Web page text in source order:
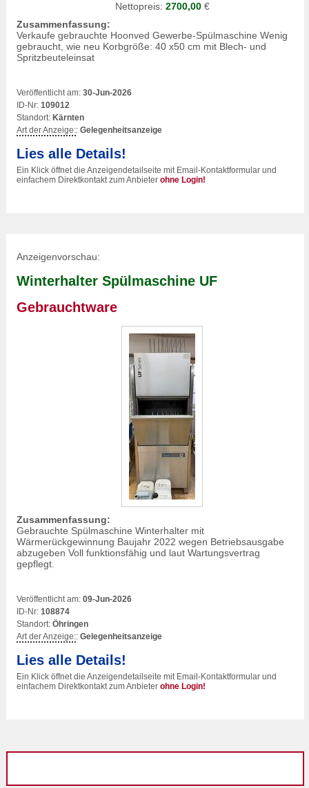
Nettopreis: 2700,00€
Zusammenfassung:
Verkaufe gebrauchte Hoonved Gewerbe-Spülmaschine Wenig
gebraucht, wie neu Korbgröße: 40 x50 cm mit Blech- und
Spritzbeuteleinsat
Veröffentlicht am: 30-Jun-2026
ID-Nr: 109012
Standort: Kärnten
Art der Anzeige:: Gelegenheitsanzeige
Lies alle Details!
Ein Klick öffnet die Anzeigendetailseite mit Email-Kontaktformular und
einfachem Direktkontakt zum Anbieter ohne Login!
Anzeigenvorschau:
Winterhalter Spülmaschine UF
Gebrauchtware
Zusammenfassung:
Gebrauchte Spülmaschine Winterhalter mit
Wärmerückgewinnung Baujahr 2022 wegen Betriebsausgabe
abzugeben Voll funktionsfähig und laut Wartungsvertrag
gepflegt.
Veröffentlicht am: 09-Jun-2026
ID-Nr: 108874
Standort: Öhringen
Art der Anzeige:: Gelegenheitsanzeige
Lies alle Details!
Ein Klick öffnet die Anzeigendetailseite mit Email-Kontaktformular und
einfachem Direktkontakt zum Anbieter ohne Login!